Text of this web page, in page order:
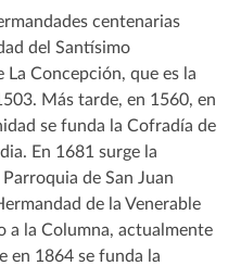
centenarias
del Santísimo
Concepción, que es la
Más tarde, en 1560, en
se funda la Cofradía de
En 1681 surge la
de San Juan
de la Venerable
a la Columna, actualmente
en 1864 se funda la